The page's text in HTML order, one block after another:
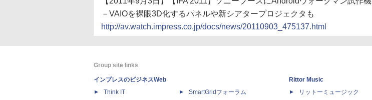
－VAIOを裸眼3D化するパネルや新シアタープロジェクタも
http://av.watch.impress.co.jp/docs/news/20110903_475137.html
Group site links
インプレスのビジネスWeb
Think IT
SmartGridフォーラム
Rittor Music
リットーミュージック